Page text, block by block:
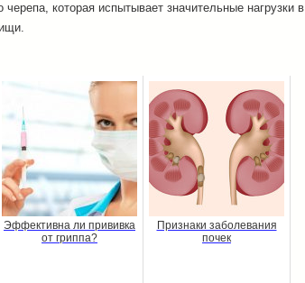
которая испытывает значительные нагрузки в
Эффективна ли прививка
от гриппа?
Признаки заболевания
почек